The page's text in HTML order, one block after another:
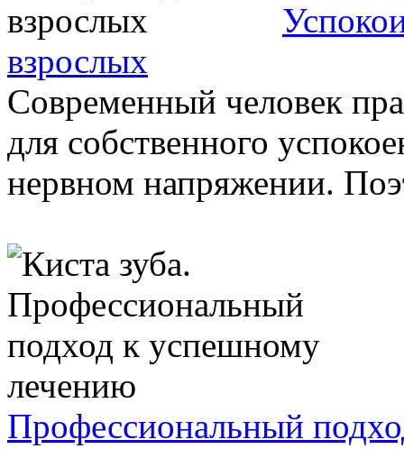
взрослых
Современный человек
для собственного
нервном напряжении.
Профессиональный